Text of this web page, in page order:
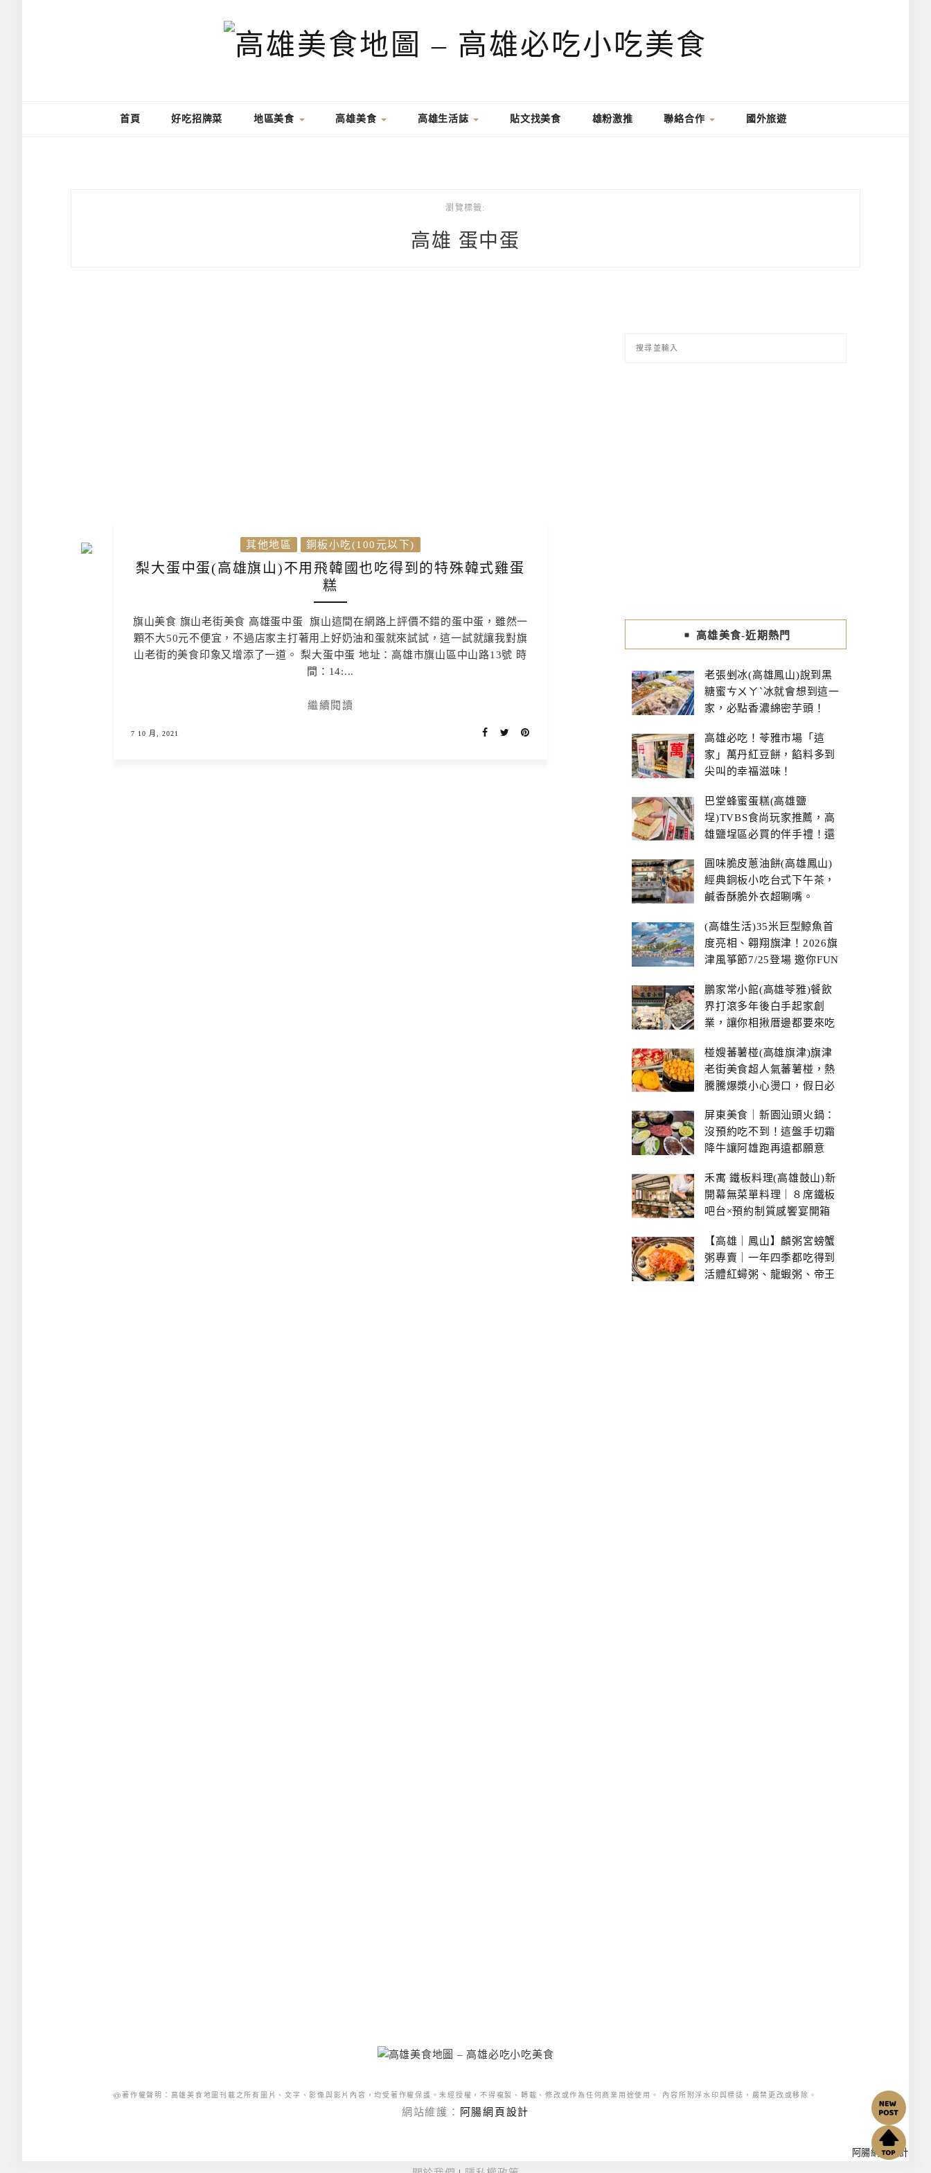
首頁 好吃招牌菜 地區美食 高雄美食 高雄生活誌 貼文找美食 雄粉激推 聯絡合作 國外旅遊
瀏覽標籤:
高雄 蛋中蛋
其他地區 銅板小吃(100元以下)
梨大蛋中蛋(高雄旗山)不用飛韓國也吃得到的特殊韓式雞蛋
糕
旗山美食 旗山老街美食 高雄蛋中蛋 旗山這間在網路上評價不錯的蛋中蛋，雖然一
顆不大50元不便宜，不過店家主打著用上好奶油和蛋就來試試，這一試就讓我對旗
山老街的美食印象又增添了一道。 梨大蛋中蛋 地址：高雄市旗山區中山路13號 時
間：14:...
繼續閱讀
7 10 月, 2021
高雄美食-近期熱門
老張剉冰(高雄鳳山)說到黑
糖蜜ㄘㄨㄚˋ冰就會想到這一
家，必點香濃綿密芋頭！
高雄必吃！苓雅市場「這
家」萬丹紅豆餅，餡料多到
尖叫的幸福滋味！
巴堂蜂蜜蛋糕(高雄鹽
埕)TVBS食尚玩家推薦，高
雄鹽埕區必買的伴手禮！還
圓味脆皮蔥油餅(高雄鳳山)
經典銅板小吃台式下午茶，
鹹香酥脆外衣超唰嘴。
(高雄生活)35米巨型鯨魚首
度亮相、翱翔旗津！2026旗
津風箏節7/25登場 邀你FUN
鵬家常小館(高雄苓雅)餐飲
界打滾多年後白手起家創
業，讓你相揪厝邊都要來吃
椪嫂蕃薯椪(高雄旗津)旗津
老街美食超人氣蕃薯椪，熱
騰騰爆漿小心燙口，假日必
屏東美食｜新園汕頭火鍋：
沒預約吃不到！這盤手切霜
降牛讓阿雄跑再遠都願意
禾寓 鐵板料理(高雄鼓山)新
開幕無菜單料理｜８席鐵板
吧台×預約制質感饗宴開箱
【高雄｜鳳山】麟粥宮螃蟹
粥專賣｜一年四季都吃得到
活體紅蟳粥、龍蝦粥、帝王
@著作權聲明：高雄美食地圖刊載之所有圖片、文字、影像與影片內容，均受著作權保護。未經授權，不得複製、轉載、修改或作為任何商業用途使用。 內容所附浮水印與標誌，嚴禁更改或移除。
網站維護： 阿腸網頁設計
阿腸網頁設計